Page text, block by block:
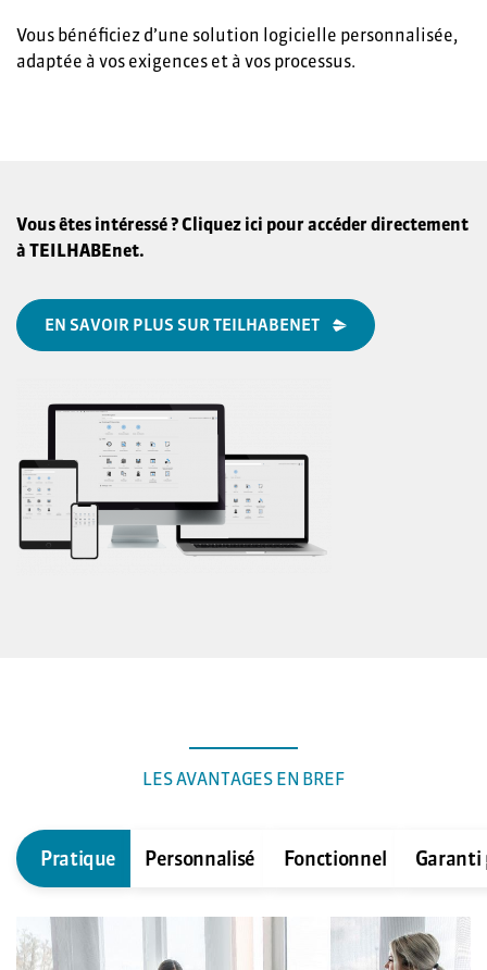
Vous bénéficiez d’une solution logicielle personnalisée,
adaptée à vos exigences et à vos processus.
Vous êtes intéressé ? Cliquez ici pour accéder directement
à TEILHABEnet.
EN SAVOIR PLUS SUR TEILHABENET
LES AVANTAGES EN BREF
Pratique Personnalisé Fonctionnel Garanti